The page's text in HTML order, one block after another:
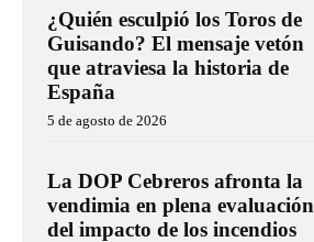
¿Quién esculpió los Toros de
Guisando? El mensaje vetón
que atraviesa la historia de
España
5 de agosto de 2026
La DOP Cebreros afronta la
vendimia en plena evaluación
del impacto de los incendios